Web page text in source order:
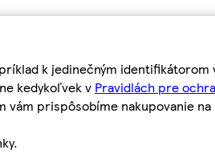
k jedinečným
kedykoľvek v Pravidlách pre
vám prispôsobíme nakupovanie na